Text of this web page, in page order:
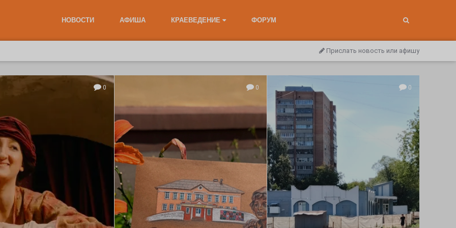
НОВОСТИ АФИША КРАЕВЕДЕНИЕ ФОРУМ
Прислать новость или афишу
0 0 0